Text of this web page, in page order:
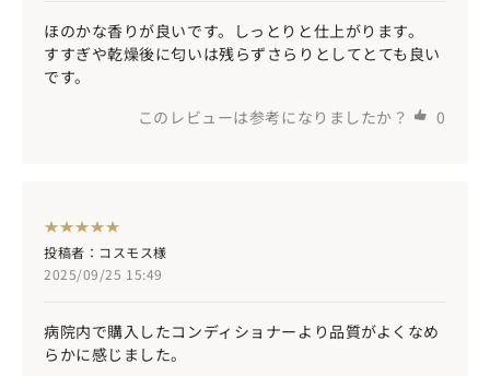
ほのかな香りが良いです。しっとりと仕上がります。
すすぎや乾燥後に匂いは残らずさらりとしてとても良い
です。
このレビューは参考になりましたか？
0
投稿者：コスモス様
2025/09/25 15:49
病院内で購入したコンディショナーより品質がよくなめ
らかに感じました。